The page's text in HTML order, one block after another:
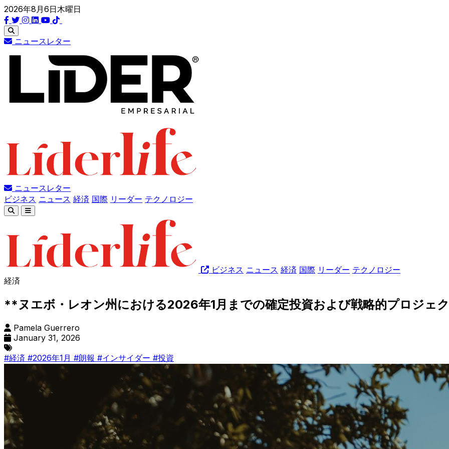
2026年8月6日木曜日
ニュースレター
ニュースレター
ビジネス ニュース 経済 国際 リーダー テクノロジー
ビジネス ニュース 経済 国際 リーダー テクノロジー
経済
**ヌエボ・レオン州における2026年1月までの確定投資および戦略的プロジェ
Pamela Guerrero
January 31, 2026
#経済 #2026年1月 #朗報 #インサイダー #投資